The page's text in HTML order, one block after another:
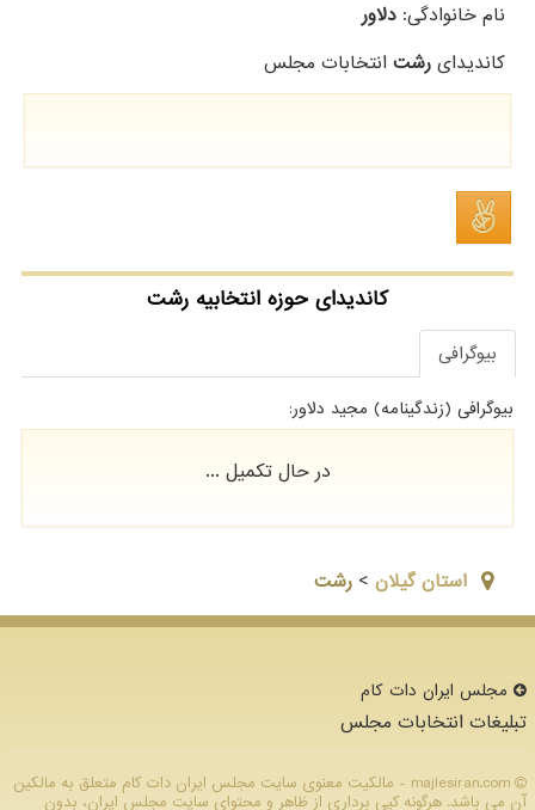
نام خانوادگی: دلاور
کاندیدای رشت انتخابات مجلس
کاندیدای حوزه انتخابیه رشت
بیوگرافی
بیوگرافی (زندگینامه) مجید دلاور:
در حال تکمیل ...
استان گيلان > رشت
مجلس ایران دات كام
تبلیغات انتخابات مجلس
majlesiran.com - مالکیت معنوی سایت مجلس ایران دات كام متعلق به مالکین
آن می باشد. هرگونه کپی برداری از ظاهر و محتوای سایت مجلس ایران، بدون